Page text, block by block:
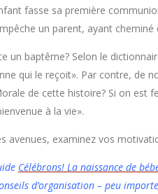
fasse sa première
un parent, ayant
un baptême? Selon le
qui le reçoit». Par contre, de
de cette histoire? Si on
à la vie».
avenues, examinez vos
Célébrons! La naissance de
d’organisation – peu